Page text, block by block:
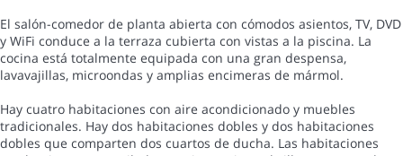
El salón-comedor de planta abierta con cómodos asientos, TV, DVD
y WiFi conduce a la terraza cubierta con vistas a la piscina. La
cocina está totalmente equipada con una gran despensa,
lavavajillas, microondas y amplias encimeras de mármol.
Hay cuatro habitaciones con aire acondicionado y muebles
tradicionales. Hay dos habitaciones dobles y dos habitaciones
dobles que comparten dos cuartos de ducha. Las habitaciones